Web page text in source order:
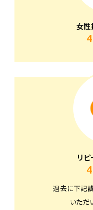
女性
リ
過去に下記
いただ